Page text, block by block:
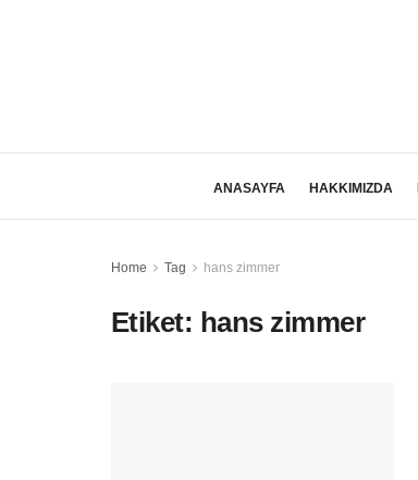
ANASAYFA HAKKIMIZDA
Home Tag hans zimmer
Etiket: hans zimmer